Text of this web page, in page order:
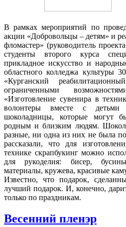
В рамках мероприятий по
акции «Добровольцы – детям» и
фломастер» (руководитель
студенты второго курса
прикладное искусство и
областного колледжа культуры
«Курганский
ограниченными
«Изготовление сувенира в
волонтеры вместе с детьми
шоколадницы, которые могут
родным и близким людям.
разные, ни одна из них не была
рассказали, что для
технике скрапбукинг можно
для рукоделия: бисер,
материалы, кружева, красивые
Известно, что подарок,
лучший подарок. И, конечно,
только по праздникам.
Весенний пленэр